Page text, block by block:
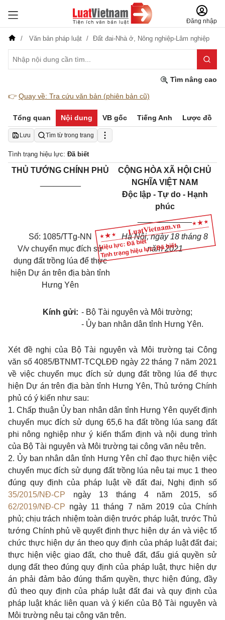
Đăng nhập
Văn bản pháp luật Đất đai-Nhà ở, Nông nghiệp-Lâm nghiệp
Tìm nâng cao
👉 Quay về: Tra cứu văn bản (phiên bản cũ)
Tổng quan Nội dung VB gốc Tiếng Anh Lược đồ
Lưu Tìm từ trong trang
Tình trạng hiệu lực: Đã biết
Hiệu lực: Đã biết
Tình trạng hiệu lực: Đã biết
THỦ TƯỚNG CHÍNH PHỦ
CỘNG HÒA XÃ HỘI CHỦ
NGHĨA VIỆT NAM
Độc lập - Tự do - Hạnh
phúc
____________
Số: 1085/TTg-NN
V/v chuyển mục đích sử
dụng đất trồng lúa để thực
hiện Dự án trên địa bàn tỉnh
Hưng Yên
Hà Nội, ngày 18 tháng 8
năm 2021
Kính gửi: - Bộ Tài nguyên và Môi trường;
- Ủy ban nhân dân tỉnh Hưng Yên.
Xét đề nghị của Bộ Tài nguyên và Môi trường tại Công
văn số 4085/BTNMT-TCQLĐĐ ngày 22 tháng 7 năm 2021
về việc chuyển mục đích sử dụng đất trồng lúa để thực
hiện Dự án trên địa bàn tỉnh Hưng Yên, Thủ tướng Chính
phủ có ý kiến như sau:
1. Chấp thuận Ủy ban nhân dân tỉnh Hưng Yên quyết định
chuyển mục đích sử dụng 65,6 ha đất trồng lúa sang đất
phi nông nghiệp như ý kiến thẩm định và nội dung trình
của Bộ Tài nguyên và Môi trường tại công văn nêu trên.
2. Ủy ban nhân dân tỉnh Hưng Yên chỉ đạo thực hiện việc
chuyển mục đích sử dụng đất trồng lúa nêu tại mục 1 theo
đúng quy định của pháp luật về đất đai, Nghị định số
35/2015/NĐ-CP ngày 13 tháng 4 năm 2015, số
62/2019/NĐ-CP ngày 11 tháng 7 năm 2019 của Chính
phủ; chịu trách nhiệm toàn diện trước pháp luật, trước Thủ
tướng Chính phủ về quyết định thực hiện dự án và việc tổ
chức thực hiện dự án theo quy định của pháp luật đất đai;
thực hiện việc giao đất, cho thuê đất, đấu giá quyền sử
dụng đất theo đúng quy định của pháp luật, thực hiện dự
án phải đảm bảo đúng thẩm quyền, thực hiện đúng, đầy
đủ theo quy định của pháp luật đất đai và quy định của
pháp luật khác liên quan và ý kiến của Bộ Tài nguyên và
Môi trường nêu tại công văn trên.